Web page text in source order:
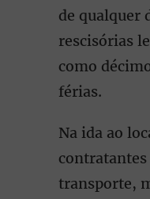
de qualquer
rescisórias
como
férias.
Na ida ao
contratantes
transporte,